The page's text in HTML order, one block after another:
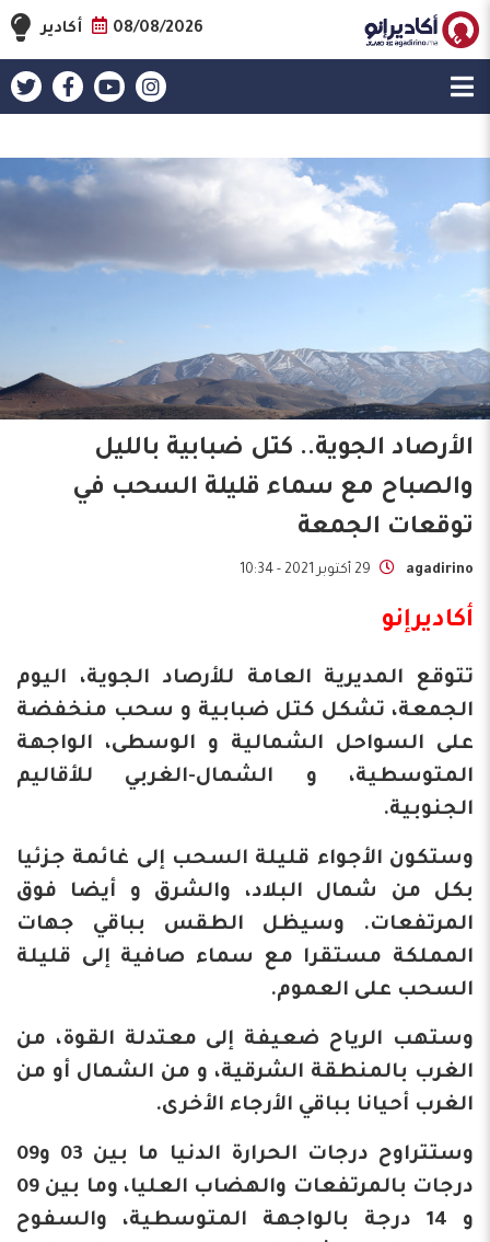
08/08/2026 أكادير
الأرصاد الجوية.. كتل ضبابية بالليل
والصباح مع سماء قليلة السحب في
توقعات الجمعة
agadirino 29 أكتوبر 2021 - 10:34
أكاديرإنو
تتوقع المديرية العامة للأرصاد الجوية، اليوم
الجمعة، تشكل كتل ضبابية و سحب منخفضة
على السواحل الشمالية و الوسطى، الواجهة
المتوسطية، و الشمال-الغربي للأقاليم
الجنوبية.
وستكون الأجواء قليلة السحب إلى غائمة جزئيا
بكل من شمال البلاد، والشرق و أيضا فوق
المرتفعات. وسيظل الطقس بباقي جهات
المملكة مستقرا مع سماء صافية إلى قليلة
السحب على العموم.
وستهب الرياح ضعيفة إلى معتدلة القوة، من
الغرب بالمنطقة الشرقية، و من الشمال أو من
الغرب أحيانا بباقي الأرجاء الأخرى.
وستتراوح درجات الحرارة الدنيا ما بين 03 و09
درجات بالمرتفعات والهضاب العليا، وما بين 09
و 14 درجة بالواجهة المتوسطية، والسفوح